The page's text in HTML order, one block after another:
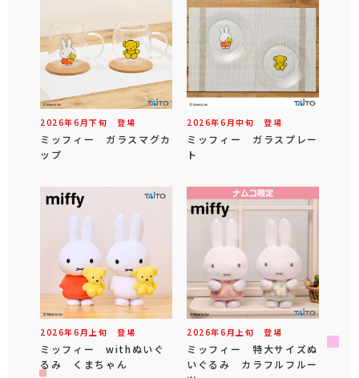
2026年6 月下旬 登場
ミッフィー ガラスマグカ
ップ
2026年6 月中旬 登場
ミッフィー ガラスプレー
ト
2026年6 月 上旬 登場
ミッフィー withぬいぐ
るみ くまちゃん
2026年6 月 上旬 登場
ミッフィー 特大サイズぬ
いぐるみ カラフルフルー